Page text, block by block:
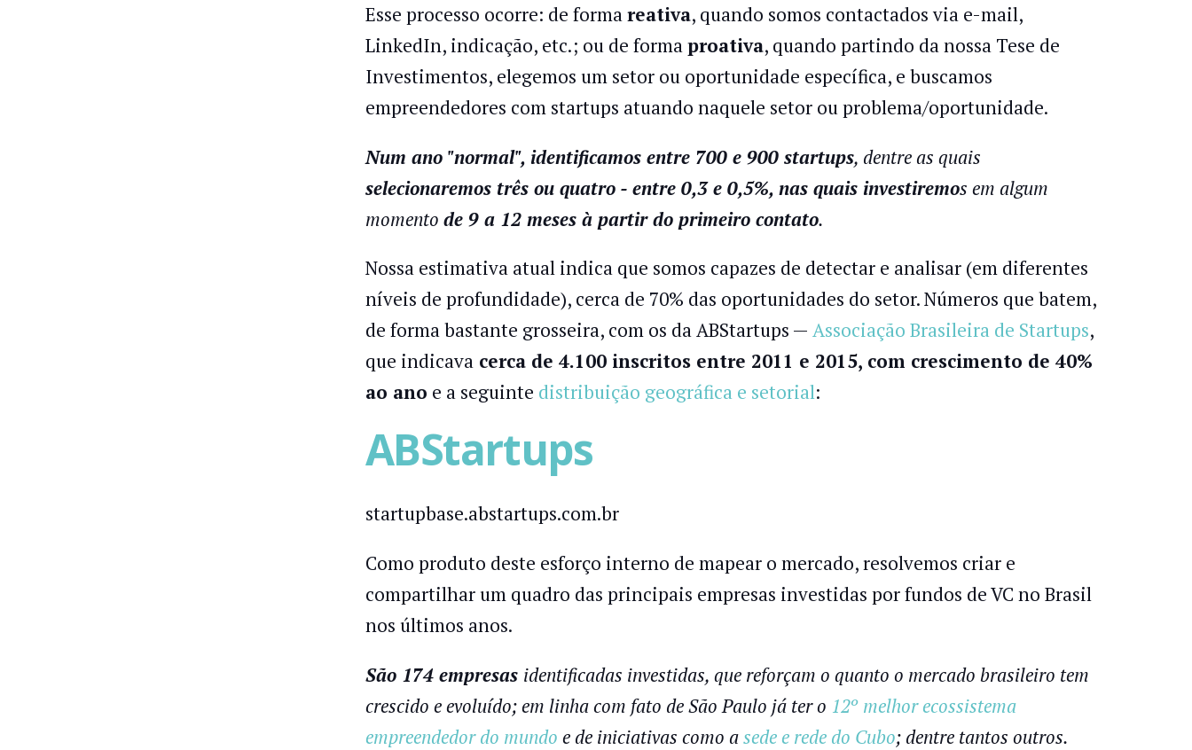
Esse processo ocorre: de formareativa, quando somos contactados via e-mail,
LinkedIn, indicação, etc.; ou de formaproativa, quando partindo da nossa Tese de
Investimentos, elegemos um setor ou oportunidade específica, e buscamos
empreendedores com startups atuando naquele setor ou problema/oportunidade.
Num ano "normal", identificamos entre 700 e 900 startups, dentre as quais
selecionaremos três ou quatro - entre 0,3 e 0,5%, nas quais investiremos em algum
momento de 9 a 12 meses à partir do primeiro contato.
Nossa estimativa atual indica que somos capazes de detectar e analisar (em diferentes
níveis de profundidade), cerca de 70% das oportunidades do setor. Números que batem,
de forma bastante grosseira, com os da ABStartups — Associação Brasileira de Startups,
que indicavacerca de 4.100 inscritos entre 2011 e 2015, com crescimento de 40%
ao ano e a seguinte distribuição geográfica e setorial:
ABStartups
startupbase.abstartups.com.br
Como produto deste esforço interno de mapear o mercado, resolvemos criar e
compartilhar um quadro das principais empresas investidas por fundos de VC no Brasil
nos últimos anos.
São 174 empresas identificadas investidas, que reforçam o quanto o mercado brasileiro tem
crescido e evoluído; em linha com fato de São Paulo já ter o 12º melhor ecossistema
empreendedor do mundo e de iniciativas como asede e rede do Cubo; dentre tantos outros.